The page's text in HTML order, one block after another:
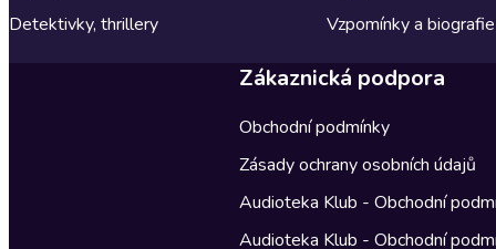
Detektivky, thrillery
Vzpomínky a biografie
Zákaznická podpora
Obchodní podmínky
Zásady ochrany osobních údajů
Audioteka Klub - Obchodní
Audioteka Klub - Obchodní